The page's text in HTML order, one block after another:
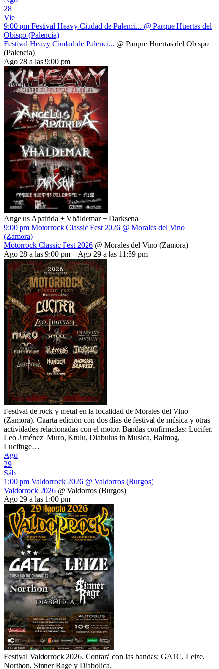
28
Vie
9:00 pm Festival Heavy Ciudad de Palenci... @ Parque Huertas del
Obispo (Palencia)
Festival Heavy Ciudad de Palenci... @ Parque Huertas del Obispo
(Palencia)
Ago 28 a las 9:00 pm
Angelus Apatrida + Vhäldemar + Darksena
9:00 pm Motorrock Classic Fest 2026 @ Morales del Vino
(Zamora)
Motorrock Classic Fest 2026 @ Morales del Vino (Zamora)
Ago 28 a las 9:00 pm – Ago 29 a las 11:59 pm
Festival de rock y metal en la localidad de Morales del Vino
(Zamora). Cuarta edición con dos días de festival de música y otras
actividades relacionadas con el motor. Bandas confirmadas: Lucifer,
Leo Jiménez, Muro, Ktulu, Diabulus in Musica, Balmog,
Lucifuge…
Ago
29
Sáb
1:00 pm Valdorrock 2026 @ Valdorros (Burgos)
Valdorrock 2026 @ Valdorros (Burgos)
Ago 29 a las 1:00 pm
Festival Valdorrock 2026. Contará con las bandas: GATC, Leize,
Northon, Sinner Rage y Diabolica.